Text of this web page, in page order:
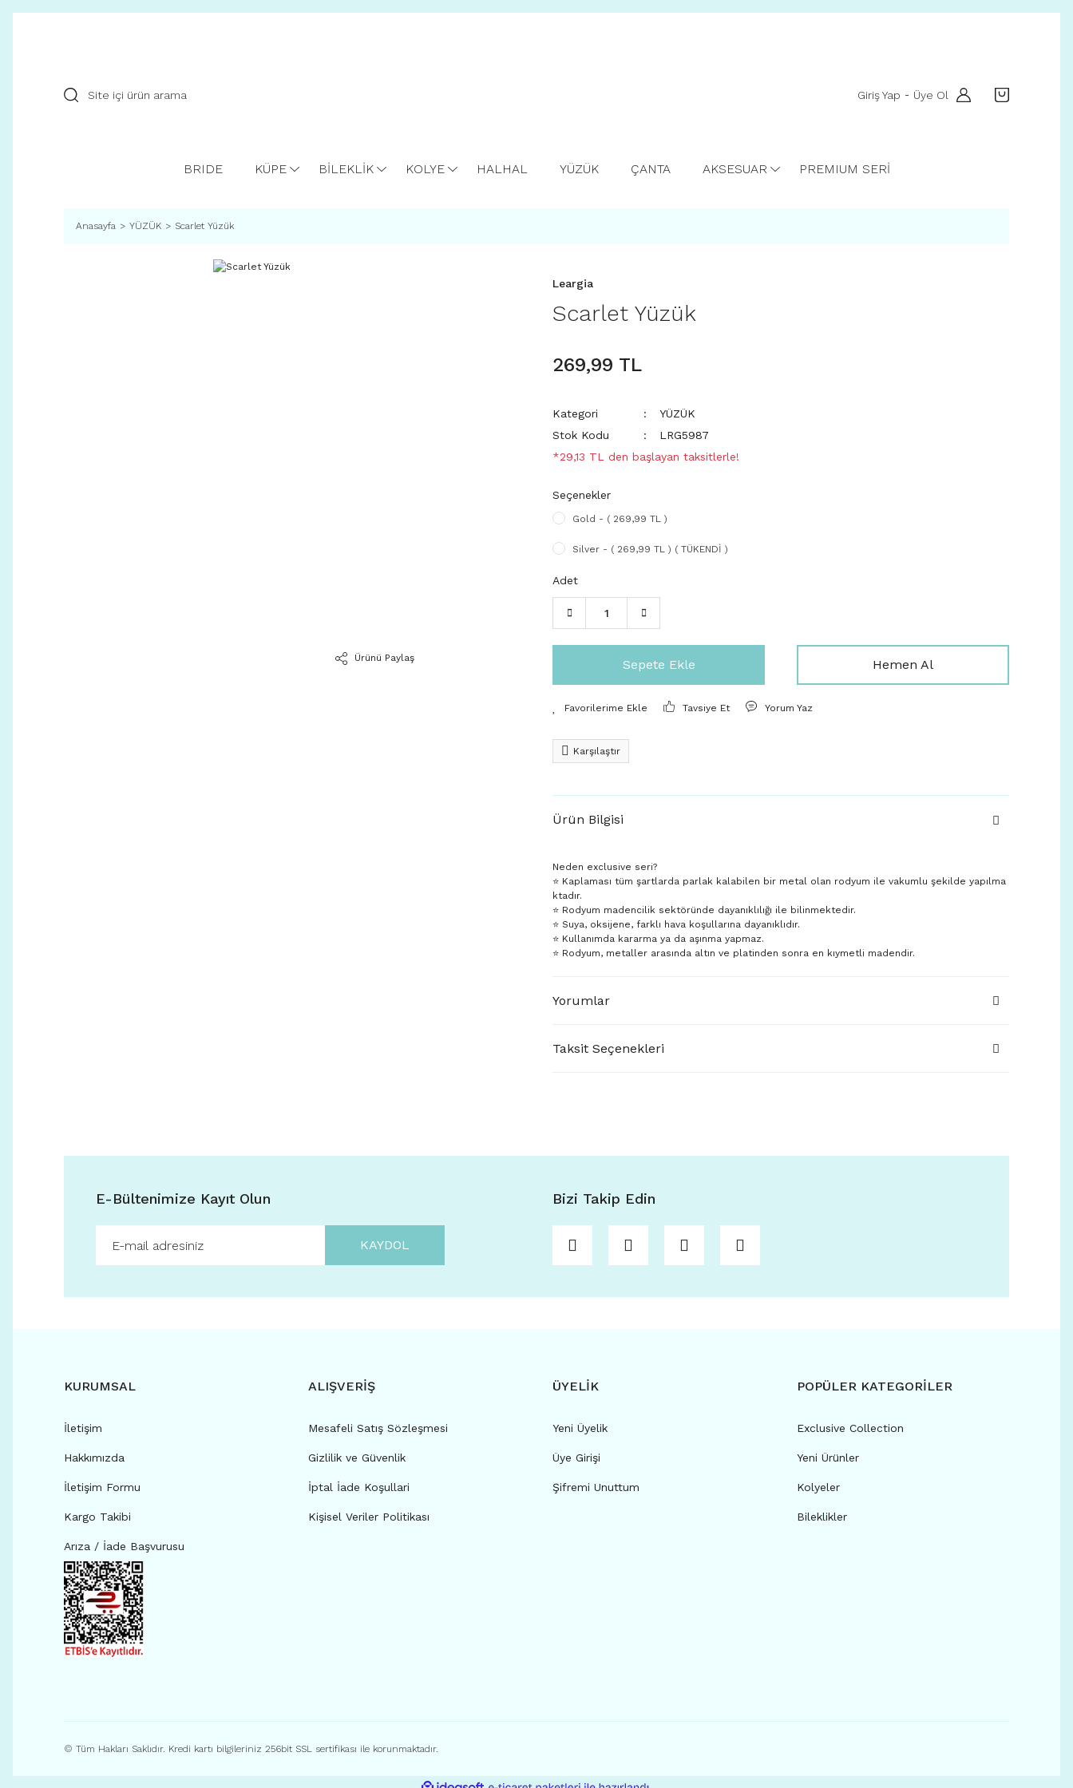
Giriş Yap - Üye Ol
BRIDE KÜPE BİLEKLİK KOLYE HALHAL YÜZÜK ÇANTA AKSESUAR PREMIUM SERİ
Anasayfa YÜZÜK Scarlet Yüzük
Ürünü Paylaş
Leargia
Scarlet Yüzük
269,99 TL
Kategori
YÜZÜK
Stok Kodu
LRG5987
*29,13 TL den başlayan taksitlerle!
Seçenekler
Gold - ( 269,99 TL )
Silver - ( 269,99 TL ) ( TÜKENDİ )
Adet
Sepete Ekle Hemen Al
Tavsiye Et Yorum Yaz
Karşılaştır
Ürün Bilgisi
Neden exclusive seri?
⭐️ Kaplaması tüm şartlarda parlak kalabilen bir metal olan rodyum ile vakumlu şekilde yapılma
ktadır.
⭐️ Rodyum madencilik sektöründe dayanıklılığı ile bilinmektedir.
⭐️ Suya, oksijene, farklı hava koşullarına dayanıklıdır.
⭐️ Kullanımda kararma ya da aşınma yapmaz.
⭐️ Rodyum, metaller arasında altın ve platinden sonra en kıymetli madendir.
Yorumlar
Taksit Seçenekleri
E-Bültenimize Kayıt Olun
KAYDOL
Bizi Takip Edin
KURUMSAL
İletişim
Hakkımızda
İletişim Formu
Kargo Takibi
Arıza / İade Başvurusu
ALIŞVERİŞ
Mesafeli Satış Sözleşmesi
Gizlilik ve Güvenlik
İptal İade Koşullari
Kişisel Veriler Politikası
ÜYELİK
Yeni Üyelik
Üye Girişi
Şifremi Unuttum
POPÜLER KATEGORİLER
Exclusive Collection
Yeni Ürünler
Kolyeler
Bileklikler
© Tüm Hakları Saklıdır. Kredi kartı bilgileriniz 256bit SSL sertifikası ile korunmaktadır.